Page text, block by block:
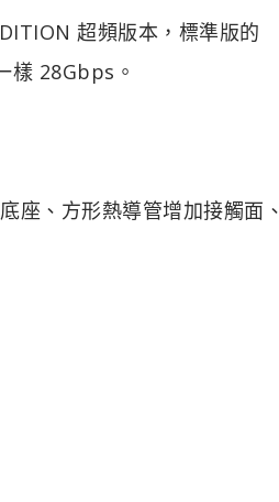
超頻版本，標準版的
樣 28Gbps。
座、方形熱導管增加接觸面、